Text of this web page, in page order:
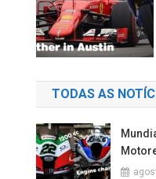
TODAS AS